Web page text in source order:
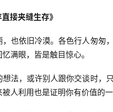
接夹缝生存》
也依旧冷漠。各色行人匆匆
满眼，皆是触目惊心。
法，或许别人跟你交谈时，
人利用也是证明你有价值的